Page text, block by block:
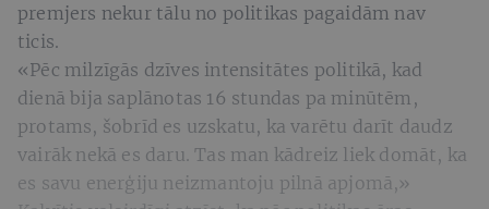
premjers nekur tālu no politikas pagaidām nav
ticis.
«Pēc milzīgās dzīves intensitātes politikā, kad
dienā bija saplānotas 16 stundas pa minūtēm,
protams, šobrīd es uzskatu, ka varētu darīt daudz
vairāk nekā es daru. Tas man kādreiz liek domāt, ka
es savu enerģiju neizmantoju pilnā apjomā,»